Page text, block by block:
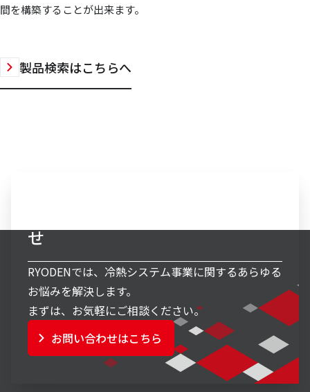
間を構築することが出来ます。
製品検索はこちらへ
せ
RYODENでは、冷熱システム事業に関するあらゆる
お悩みを解決します。
まずは、お気軽にご相談ください。
お問い合わせはこちら